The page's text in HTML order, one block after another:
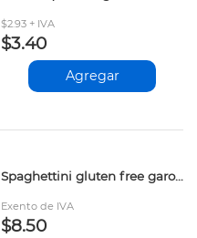
$2.93 + IVA
$3.40
Agregar
Spaghettini gluten free garofalo 400gr
Exento de IVA
$8.50